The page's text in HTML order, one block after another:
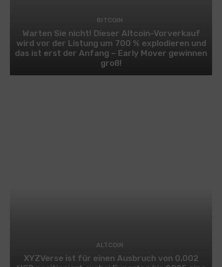
BITCOIN
Warten Sie nicht! Dieser Altcoin-Vorverkauf
wird vor der Listung um 700 % explodieren und
das ist erst der Anfang – Early Mover gewinnen
groß!
ALTCOIN
XYZVerse ist für einen Ausbruch von 0,002